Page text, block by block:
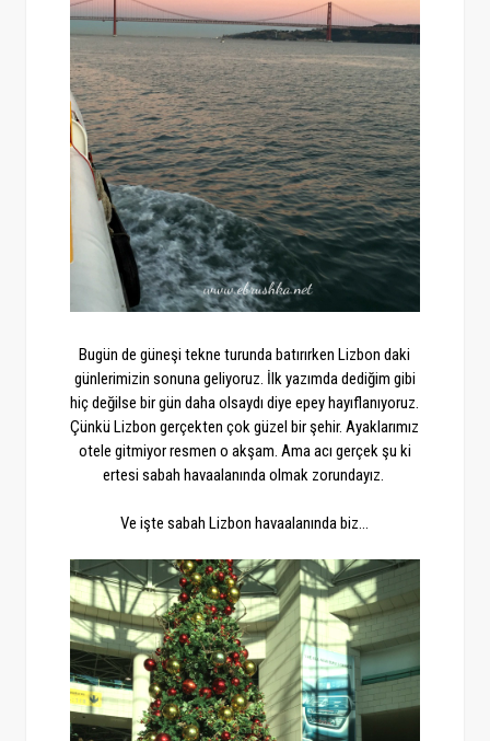
Bugün de güneşi tekne turunda batırırken Lizbon daki
günlerimizin sonuna geliyoruz. İlk yazımda dediğim gibi
hiç değilse bir gün daha olsaydı diye epey hayıflanıyoruz.
Çünkü Lizbon gerçekten çok güzel bir şehir. Ayaklarımız
otele gitmiyor resmen o akşam. Ama acı gerçek şu ki
ertesi sabah havaalanında olmak zorundayız.
Ve işte sabah Lizbon havaalanında biz...